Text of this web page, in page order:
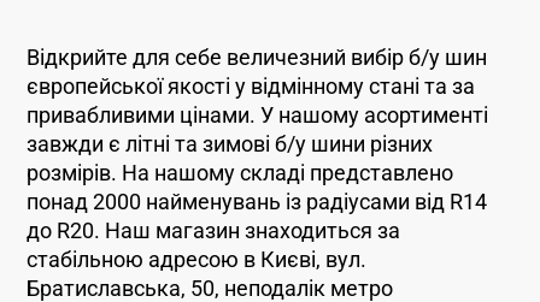
Відкрийте для себе величезний вибір б/у шин
європейської якості у відмінному стані та за
привабливими цінами. У нашому асортименті
завжди є літні та зимові б/у шини різних
розмірів. На нашому складі представлено
понад 2000 найменувань із радіусами від R14
до R20. Наш магазин знаходиться за
стабільною адресою в Києві, вул.
Братиславська, 50, неподалік метро